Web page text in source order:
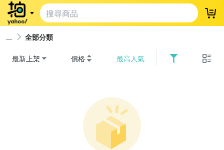
登
全部分類
最新上架 價格 最高人氣